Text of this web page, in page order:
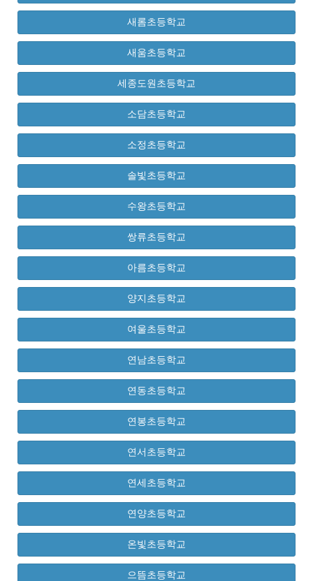
새롬초등학교
새움초등학교
세종도원초등학교
소담초등학교
소정초등학교
솔빛초등학교
수왕초등학교
쌍류초등학교
아름초등학교
양지초등학교
여울초등학교
연남초등학교
연동초등학교
연봉초등학교
연서초등학교
연세초등학교
연양초등학교
온빛초등학교
으뜸초등학교